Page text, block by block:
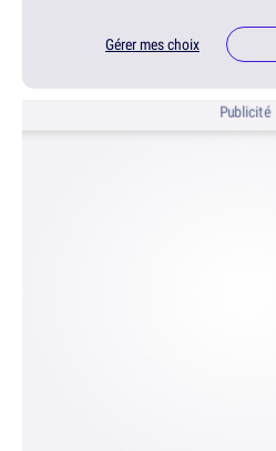
Gérer mes choix
Publicité